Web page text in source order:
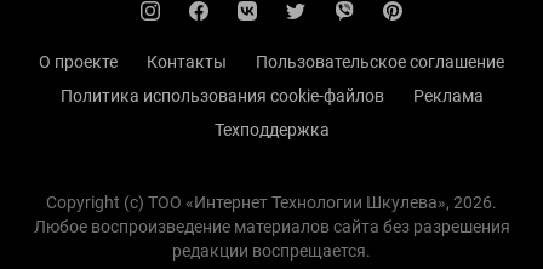
О проекте Контакты
Пользовательское соглашение
Политика использования cookie-файлов
Реклама
Техподдержка
Copyright (с) TOO «Интернет Технологии Шкулева», 2026.
Любое воспроизведение материалов сайта без разрешения
редакции воспрещается.